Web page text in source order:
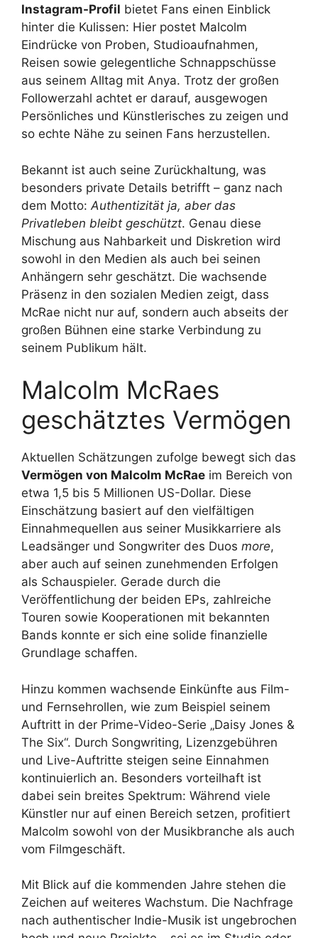
Instagram-Profil bietet Fans einen Einblick
hinter die Kulissen: Hier postet Malcolm
Eindrücke von Proben, Studioaufnahmen,
Reisen sowie gelegentliche Schnappschüsse
aus seinem Alltag mit Anya. Trotz der großen
Followerzahl achtet er darauf, ausgewogen
Persönliches und Künstlerisches zu zeigen und
so echte Nähe zu seinen Fans herzustellen.
Bekannt ist auch seine Zurückhaltung, was
besonders private Details betrifft – ganz nach
dem Motto: Authentizität ja, aber das
Privatleben bleibt geschützt. Genau diese
Mischung aus Nahbarkeit und Diskretion wird
sowohl in den Medien als auch bei seinen
Anhängern sehr geschätzt. Die wachsende
Präsenz in den sozialen Medien zeigt, dass
McRae nicht nur auf, sondern auch abseits der
großen Bühnen eine starke Verbindung zu
seinem Publikum hält.
Malcolm McRaes
geschätztes Vermögen
Aktuellen Schätzungen zufolge bewegt sich das
Vermögen von Malcolm McRae im Bereich von
etwa 1,5 bis 5 Millionen US-Dollar. Diese
Einschätzung basiert auf den vielfältigen
Einnahmequellen aus seiner Musikkarriere als
Leadsänger und Songwriter des Duos more,
aber auch auf seinen zunehmenden Erfolgen
als Schauspieler. Gerade durch die
Veröffentlichung der beiden EPs, zahlreiche
Touren sowie Kooperationen mit bekannten
Bands konnte er sich eine solide finanzielle
Grundlage schaffen.
Hinzu kommen wachsende Einkünfte aus Film-
und Fernsehrollen, wie zum Beispiel seinem
Auftritt in der Prime-Video-Serie „Daisy Jones &
The Six“. Durch Songwriting, Lizenzgebühren
und Live-Auftritte steigen seine Einnahmen
kontinuierlich an. Besonders vorteilhaft ist
dabei sein breites Spektrum: Während viele
Künstler nur auf einen Bereich setzen, profitiert
Malcolm sowohl von der Musikbranche als auch
vom Filmgeschäft.
Mit Blick auf die kommenden Jahre stehen die
Zeichen auf weiteres Wachstum. Die Nachfrage
nach authentischer Indie-Musik ist ungebrochen